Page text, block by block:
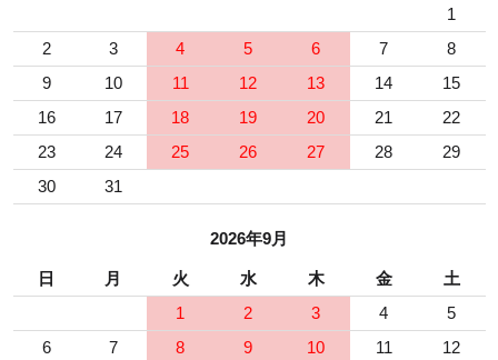
1
2
3 4 5 6 7
8
9
10 11 12 13 14
15
16
17 18 19 20 21
22
23
24 25 26 27 28
29
30
31
2026年9月
日 月 火 水 木 金
土
1
2 3 4
5
6
7 8 9 10 11
12